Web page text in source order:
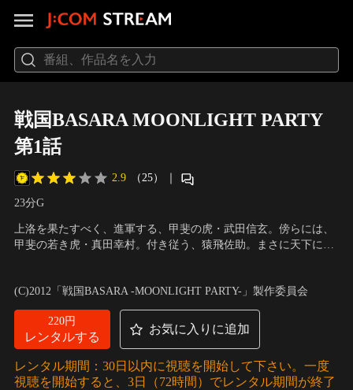
戦国BASARA MOONLIGHT PARTY
第1話
2.9 （25） ｜
23分G
上洛を果たすべく、進軍する、甲斐の虎・武田信玄。傍らには、
甲斐の若き虎・真田幸村。付き従う、猿飛佐助。まさに天下にそ
け一直線に突進する政宗。今一歩で信玄に届くか…というその
時。滾る瞳で、政宗に突っ込んでくる幸村が…。
(C)2012「戦国BASARA -MOONLIGHT PARTY-」製作委員会
220円
レンタルする
お気に入りに追加
レンタル期間：30日以内に視聴を開始して下さい。一度
視聴を開始すると、3日（72時間）でレンタル期間が終了